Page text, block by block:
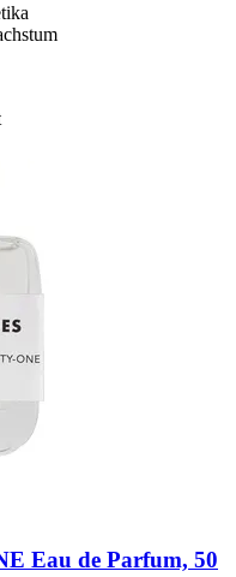
Eau de Parfum, 50